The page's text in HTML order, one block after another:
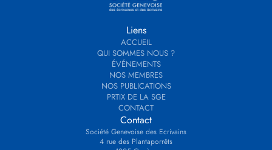
Liens
ACCUEIL
QUI SOMMES NOUS ?
ÉVÉNEMENTS
NOS MEMBRES
NOS PUBLICATIONS
PRTIX DE LA SGE
CONTACT
Contact
Société Genevoise des Ecrivains
4 rue des Plantaporrêts